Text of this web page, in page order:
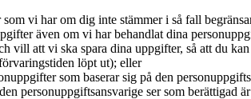
vi har om dig inte stämmer i så fall
även om vi har behandlat dina
vill att vi ska spara dina uppgifter, så att du
löpt ut); eller
som baserar sig på den
personuppgiftsansvarige ser som berättigad